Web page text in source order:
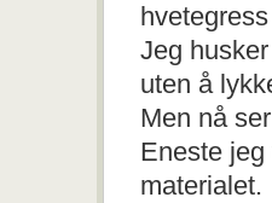
Jeg
uten å
Men nå
Eneste
materialet.